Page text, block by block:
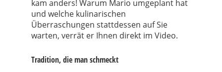
kam anders! Warum Mario umgeplant hat
und welche kulinarischen
Überraschungen stattdessen auf Sie
warten, verrät er Ihnen direkt im Video.
Tradition, die man schmeckt